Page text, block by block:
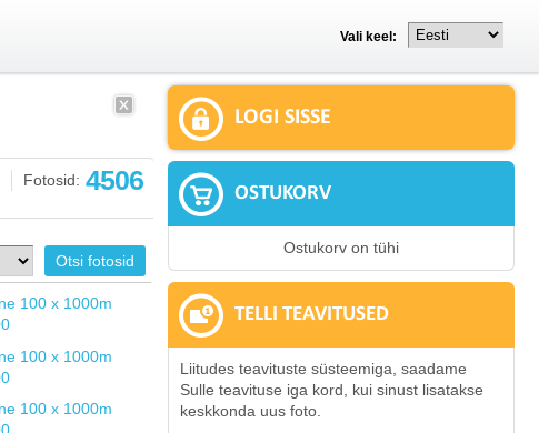
Vali keel:
Fotosid: 4506
LOGI SISSE
OSTUKORV
Ostukorv on tühi
TELLI TEAVITUSED
Liitudes teavituste süsteemiga, saadame
Sulle teavituse iga kord, kui sinust lisatakse
keskkonda uus foto.